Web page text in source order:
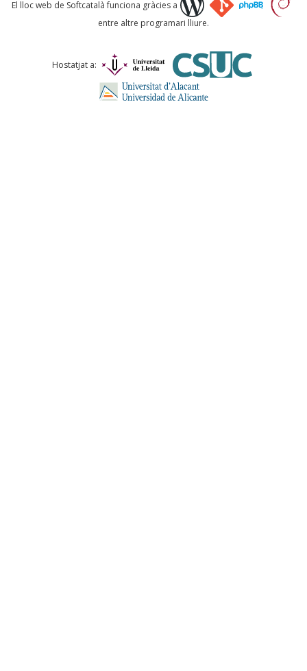
Comentari *
El lloc web de Softcatalà funciona gràcies a
entre altre programari lliure.
Hostatjat a: